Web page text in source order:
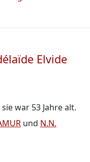
Elvide
sie war 53 Jahre alt.
und N.N.